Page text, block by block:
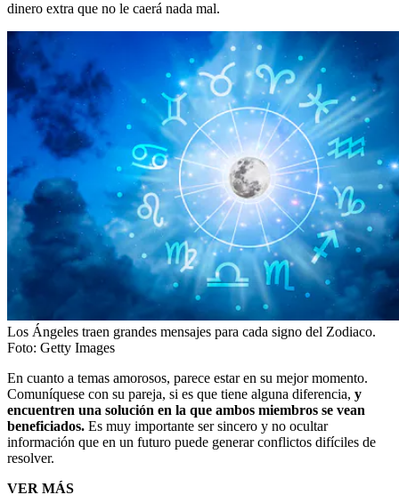
dinero extra que no le caerá nada mal.
Los Ángeles traen grandes mensajes para cada signo del Zodiaco.
Foto: Getty Images
En cuanto a temas amorosos, parece estar en su mejor momento.
Comuníquese con su pareja, si es que tiene alguna diferencia, y
encuentren una solución en la que ambos miembros se vean
beneficiados. Es muy importante ser sincero y no ocultar
información que en un futuro puede generar conflictos difíciles de
resolver.
VER MÁS